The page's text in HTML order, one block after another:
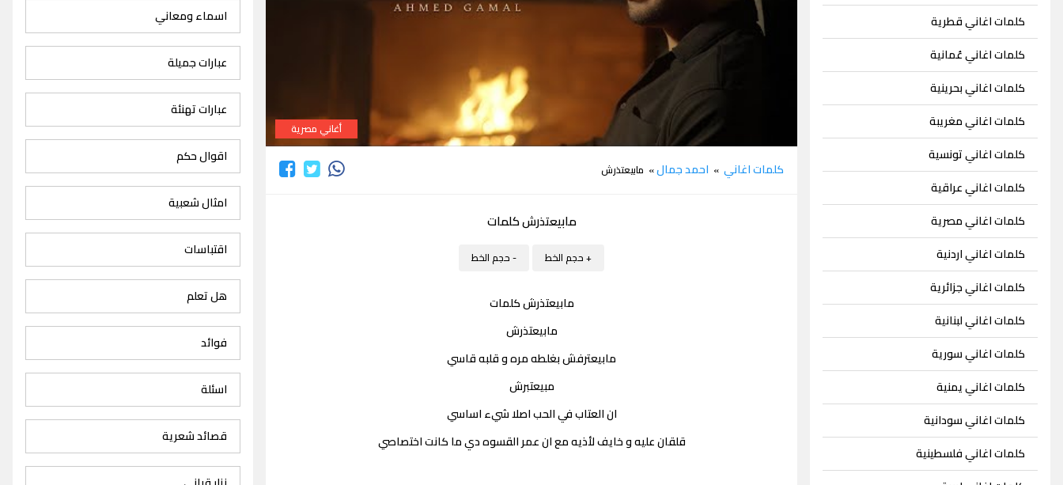
كلمات اغاني قطرية
كلمات اغاني عُمانية
كلمات اغاني بحرينية
كلمات اغاني مغريبة
كلمات اغاني تونسية
كلمات اغاني عراقية
كلمات اغاني مصرية
كلمات اغاني اردنية
كلمات اغاني جزائرية
كلمات اغاني لبنانية
كلمات اغاني سورية
كلمات اغاني يمنية
كلمات اغاني سودانية
كلمات اغاني فلسطينية
أغاني مصرية
كلمات اغاني » احمد جمال» مابيعتذرش
مابيعتذرش كلمات
+ حجم الخط - حجم الخط
مابيعتذرش كلمات
مابيعتذرش
مابيعترفش بغلطه مره و قلبه قاسي
مبيعتبرش
ان العتاب في الحب اصلا شيء اساسي
قلقان عليه و خايف لأذيه مع ان عمر القسوه دي ما كانت اختصاصي
اسماء ومعاني
عبارات جميلة
عبارات تهنئة
اقوال حكم
امثال شعبية
اقتباسات
هل تعلم
فوائد
اسئلة
قصائد شعرية